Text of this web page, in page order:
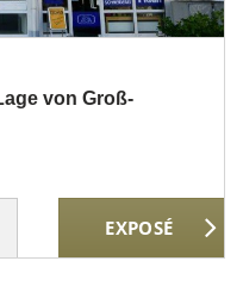
von Groß-